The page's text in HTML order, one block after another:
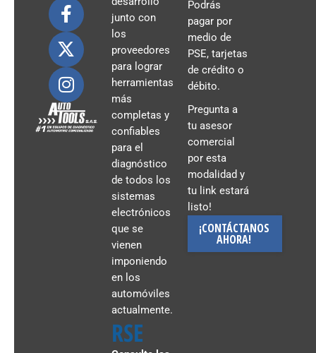
junto con
los
proveedores
para lograr
herramientas
más
completas y
confiables
para el
diagnóstico
de todos los
sistemas
electrónicos
que se
vienen
imponiendo
en los
automóviles
actualmente.
RSE
Podrás
pagar por
medio de
PSE, tarjetas
de crédito o
débito.
Pregunta a
tu asesor
comercial
por esta
modalidad y
tu link estará
listo!
¡CONTÁCTANOS
AHORA!